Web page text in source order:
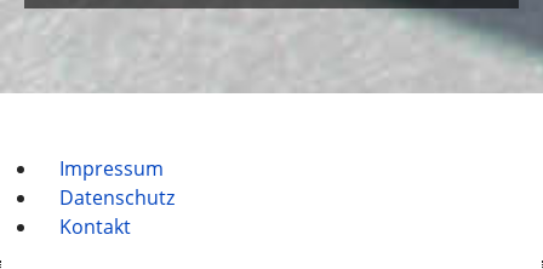
Impressum
Datenschutz
Kontakt